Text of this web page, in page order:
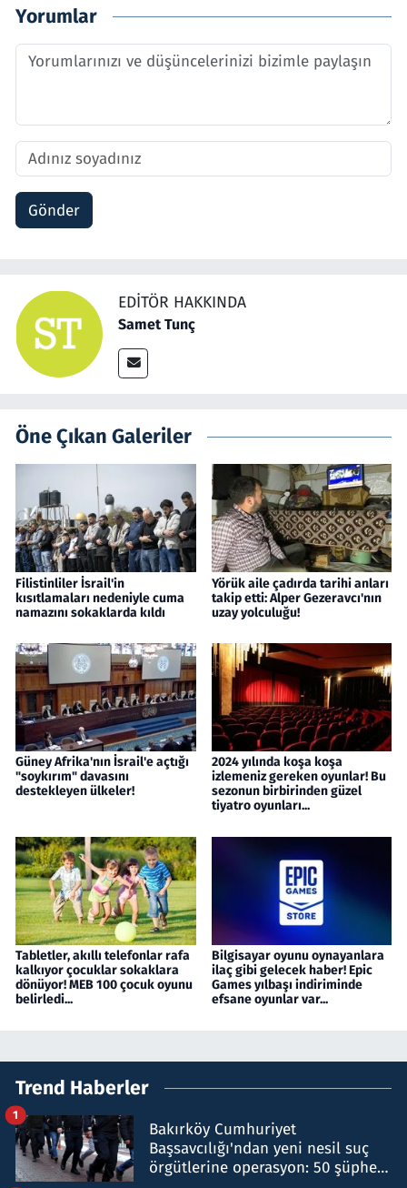
Yorumlar
Gönder
EDITÖR HAKKINDA
Samet Tunç
Öne Çıkan Galeriler
Filistinliler İsrail'in
kısıtlamaları nedeniyle cuma
namazını sokaklarda kıldı
Yörük aile çadırda tarihi anları
takip etti: Alper Gezeravcı'nın
uzay yolculuğu!
Güney Afrika'nın İsrail'e açtığı
"soykırım" davasını
destekleyen ülkeler!
2024 yılında koşa koşa
izlemeniz gereken oyunlar! Bu
sezonun birbirinden güzel
tiyatro oyunları...
Tabletler, akıllı telefonlar rafa
kalkıyor çocuklar sokaklara
dönüyor! MEB 100 çocuk oyunu
belirledi...
Bilgisayar oyunu oynayanlara
ilaç gibi gelecek haber! Epic
Games yılbaşı indiriminde
efsane oyunlar var...
Trend Haberler
Bakırköy Cumhuriyet
Başsavcılığı'ndan yeni nesil suç
örgütlerine operasyon: 50 şüpheli
1